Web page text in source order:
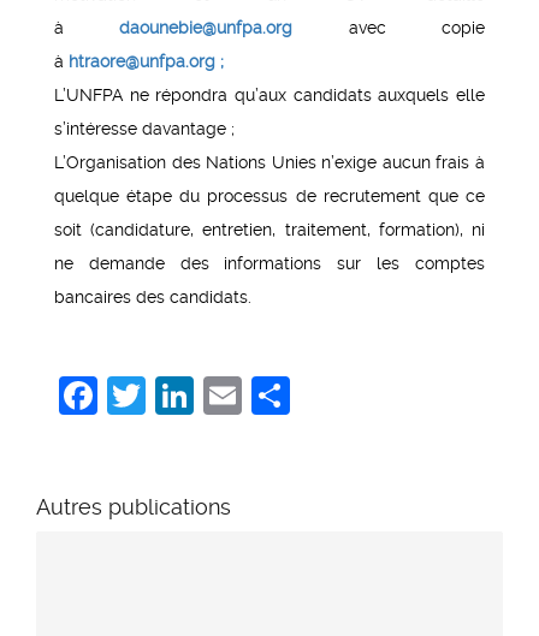
àdaounebie@unfpa.org avec copie
à htraore@unfpa.org ;
L’UNFPA ne répondra qu’aux candidats auxquels elle
s’intéresse davantage ;
L’Organisation des Nations Unies n’exige aucun frais à
quelque étape du processus de recrutement que ce
soit (candidature, entretien, traitement, formation), ni
ne demande des informations sur les comptes
bancaires des candidats.
Facebook
Twitter
LinkedIn
Email
Autres publications